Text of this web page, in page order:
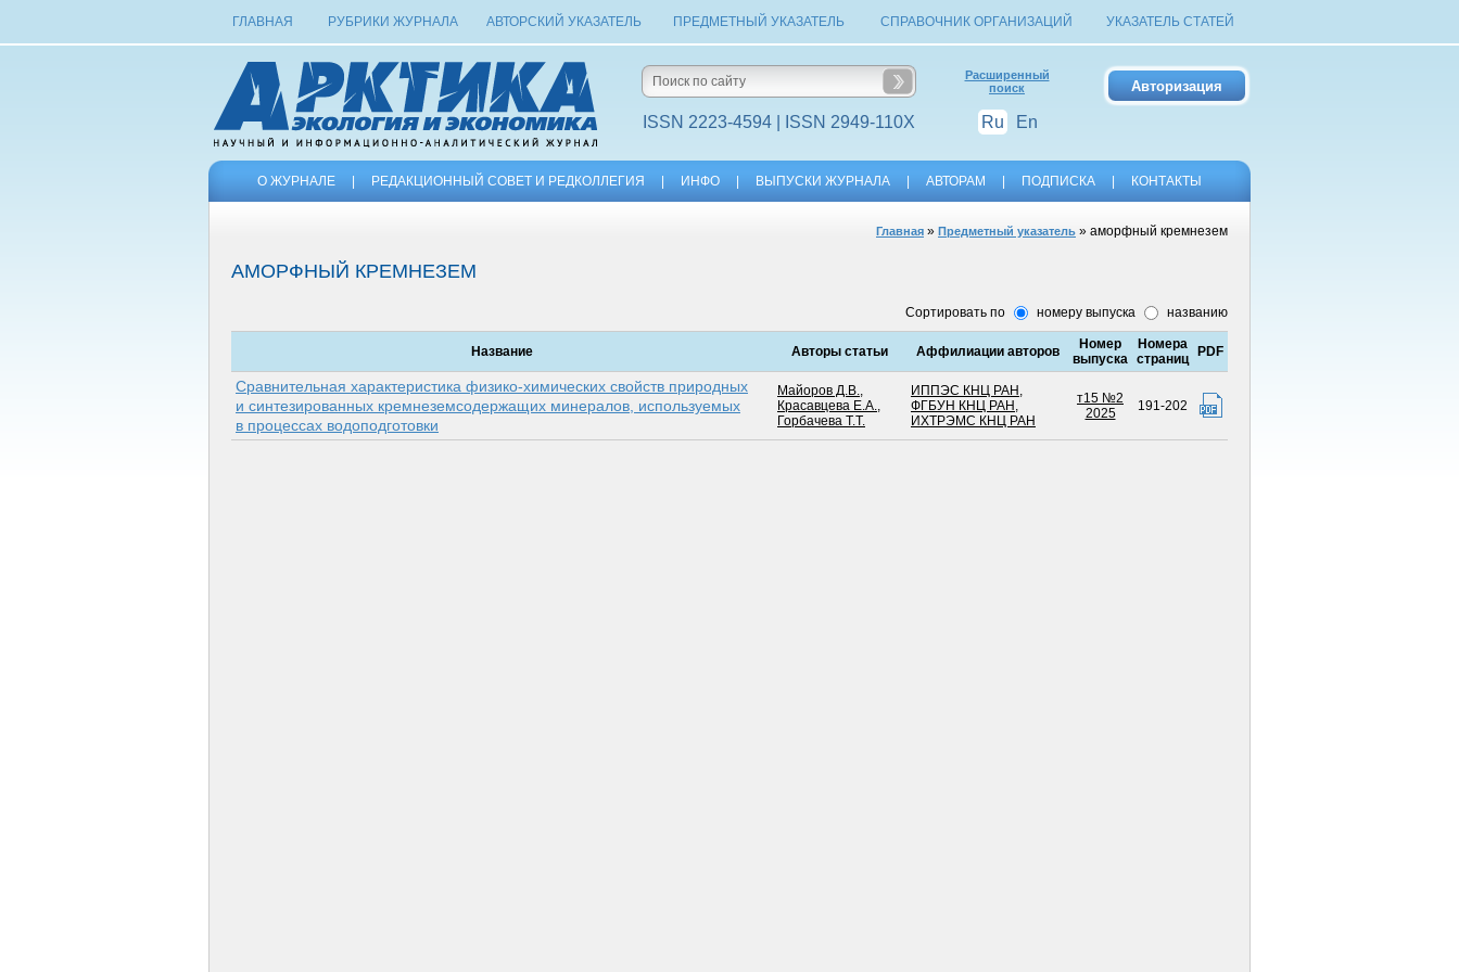
ГЛАВНАЯ РУБРИКИ ЖУРНАЛА АВТОРСКИЙ УКАЗАТЕЛЬ ПРЕДМЕТНЫЙ УКАЗАТЕЛЬ СПРАВОЧНИК ОРГАНИЗАЦИЙ УКАЗАТЕЛЬ СТАТЕЙ
ISSN 2223-4594 | ISSN 2949-110X
Расширенный
поиск
Ru En
О ЖУРНАЛЕ РЕДАКЦИОННЫЙ СОВЕТ И РЕДКОЛЛЕГИЯ ИНФО ВЫПУСКИ ЖУРНАЛА АВТОРАМ ПОДПИСКА КОНТАКТЫ
Главная » Предметный указатель » аморфный кремнезем
АМОРФНЫЙ КРЕМНЕЗЕМ
Сортировать по номеру выпуска названию
Название Авторы статьи Аффилиации авторов
Номер
выпуска
Номера
страниц
PDF
Сравнительная характеристика физико-химических свойств природных
и синтезированных кремнеземсодержащих минералов, используемых
в процессах водоподготовки
Майоров Д.В.,
Красавцева Е.А.,
Горбачева Т.Т.
ИППЭС КНЦ РАН ,
ФГБУН КНЦ РАН ,
ИХТРЭМС КНЦ РАН
т15 №2
2025
191-202